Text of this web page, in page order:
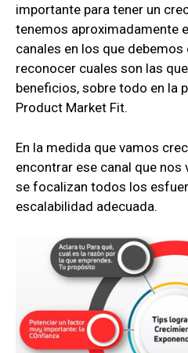
importante para tener un
tenemos aproximadamente
canales en los que debemos
reconocer cuales son las
beneficios, sobre todo en la
Product Market Fit.
En la medida que vamos
encontrar ese canal que nos
se focalizan todos los
escalabilidad adecuada.